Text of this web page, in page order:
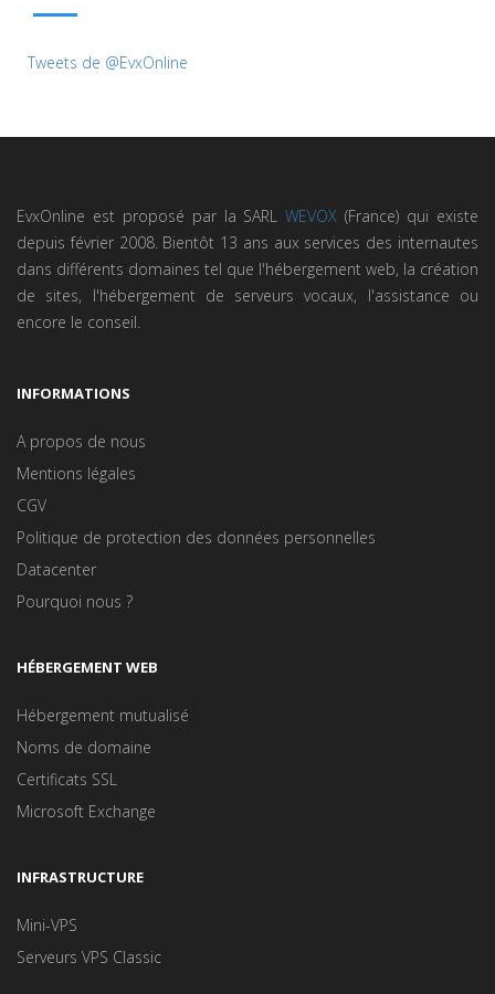
Tweets de @EvxOnline
EvxOnline est proposé par la SARLWEVOX (France) qui existe
depuis février 2008. Bientôt 13 ans aux services des internautes
dans différents domaines tel que l'hébergement web, la création
de sites, l'hébergement de serveurs vocaux, l'assistance ou
encore le conseil.
INFORMATIONS
A propos de nous
Mentions légales
CGV
Politique de protection des données personnelles
Datacenter
Pourquoi nous ?
HÉBERGEMENT WEB
Hébergement mutualisé
Noms de domaine
Certificats SSL
Microsoft Exchange
INFRASTRUCTURE
Mini-VPS
Serveurs VPS Classic